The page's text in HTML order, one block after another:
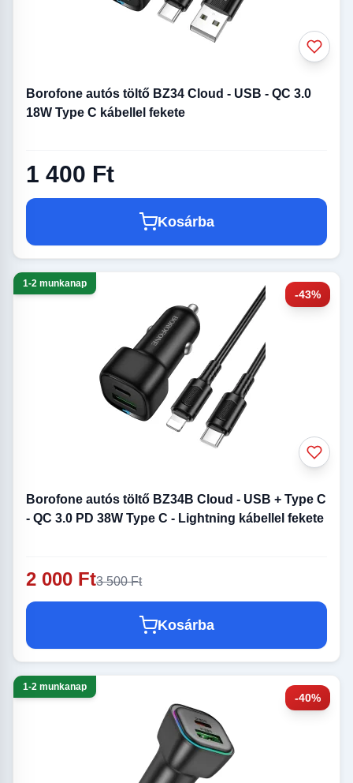
Borofone autós töltő BZ34 Cloud - USB - QC 3.0
18W Type C kábellel fekete
1 400 Ft
Kosárba
-43%
1-2 munkanap
Borofone autós töltő BZ34B Cloud - USB + Type C
- QC 3.0 PD 38W Type C - Lightning kábellel fekete
2 000 Ft3 500 Ft
Kosárba
-40%
1-2 munkanap